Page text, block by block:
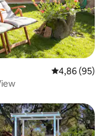
Μέση
4,86 (95)